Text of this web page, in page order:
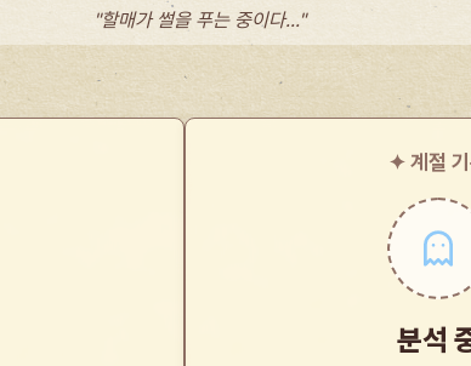
"할매가 썰을 푸는 중이다..."
✦ 계절
분석